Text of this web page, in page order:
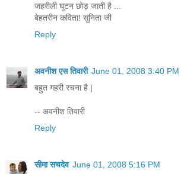
जहरीली घुटन छोड़ जाती है ...
बेहतरीन कविता! सुनिता जी
Reply
अवनीश एस तिवारी June 01, 2008 3:40 PM
बहुत गहरी रचना है |
-- अवनीश तिवारी
Reply
सीमा सचदेव June 01, 2008 5:16 PM